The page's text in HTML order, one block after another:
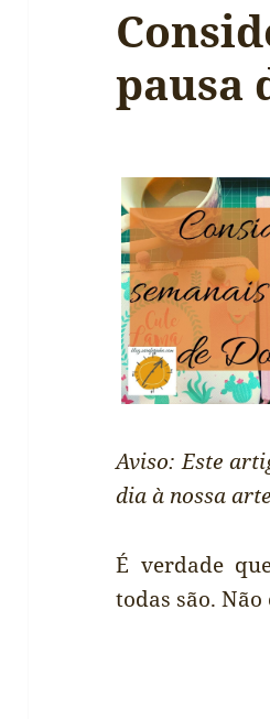
pausa
Aviso: Este
dia à nossa
É verdade
todas são. Não